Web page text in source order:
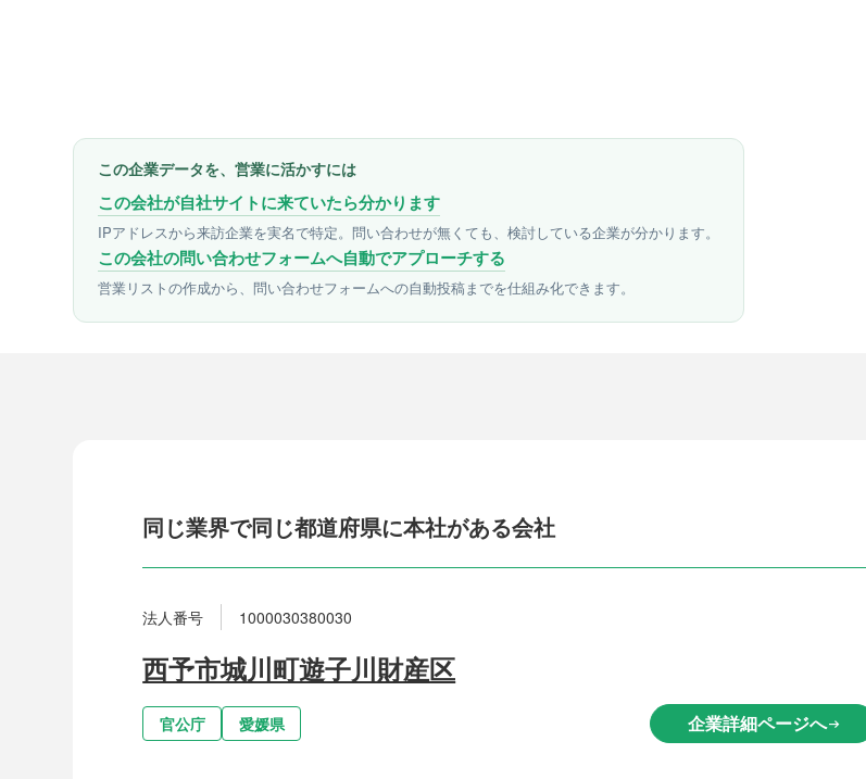
この企業データを、営業に活かすには
この会社が自社サイトに来ていたら分かります
IPアドレスから来訪企業を実名で特定。問い合わせが無くても、検討している企業が分かります。
この会社の問い合わせフォームへ自動でアプローチする
営業リストの作成から、問い合わせフォームへの自動投稿までを仕組み化できます。
同じ業界で同じ都道府県に本社がある会社
法人番号 1000030380030
西予市城川町遊子川財産区
官公庁 愛媛県 企業詳細ページへarrow_right_alt